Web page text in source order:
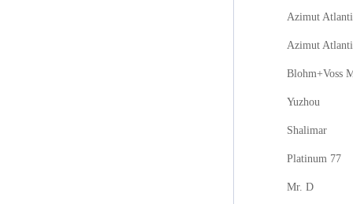
Azimut
Azimut
Blohm+Voss
Yuzhou
Shalimar
Platinum 77
Mr. D